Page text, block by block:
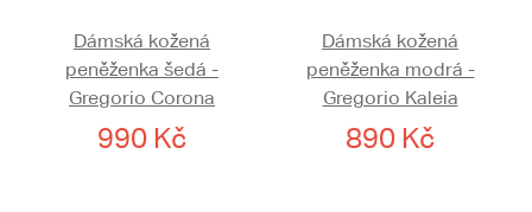
Dámská kožená
peněženka šedá -
Gregorio Corona
990 Kč
Dámská kožená
peněženka modrá -
Gregorio Kaleia
890 Kč